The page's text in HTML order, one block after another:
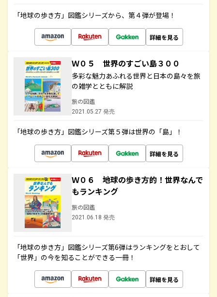
「地球の歩き方」図鑑シリーズから、第４弾が登場！
詳細を見る
Ｗ０５ 世界のすごい島３００
多彩な魅力あふれる世界と日本の島々を旅
の雑学とともに解説
旅の図鑑
2021.05.27 発売
「地球の歩き方」図鑑シリーズ第５弾は世界の「島」！
詳細を見る
Ｗ０６ 地球の歩き方的！世界なんで
もランキング
旅の図鑑
2021.06.18 発売
「地球の歩き方」図鑑シリーズ第6弾はランキングをとおして
「世界」の今を知ることができる一冊！
詳細を見る